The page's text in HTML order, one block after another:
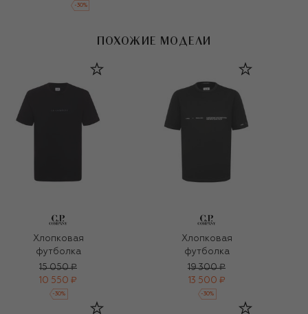
-30%
ПОХОЖИЕ МОДЕЛИ
Хлопковая
футболка
15 050 ₽
10 550 ₽
-30%
Хлопковая
футболка
19 300 ₽
13 500 ₽
-30%